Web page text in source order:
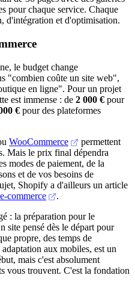
pour chaque service. Chaque
d'intégration et d'optimisation.
le budget change
"combien coûte un site web",
en ligne". Pour un projet
est immense : de 2 000 € pour
€ pour des plateformes
WooCommerce
permettent
Mais le prix final dépendra
modes de paiement, de la
et de vos besoins de
Shopify a d'ailleurs un article
commerce
.
: la préparation pour le
site pensé dès le départ pour
propre, des temps de
aux mobiles, est un
mais c'est absolument
vous trouvent. C'est la fondation